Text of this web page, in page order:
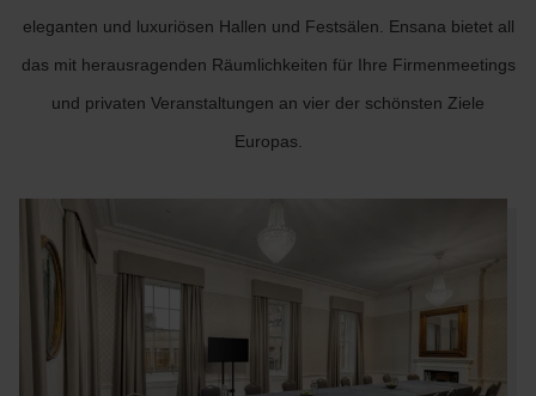
eleganten und luxuriösen Hallen und Festsälen. Ensana bietet all
das mit herausragenden Räumlichkeiten für Ihre Firmenmeetings
und privaten Veranstaltungen an vier der schönsten Ziele
Europas.